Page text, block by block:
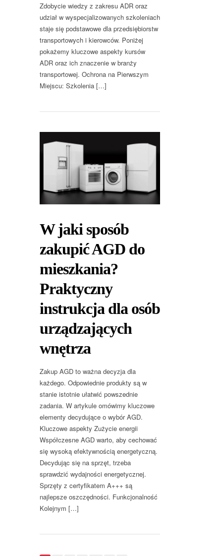
Zdobycie wiedzy z zakresu ADR oraz
udział w wyspecjalizowanych szkoleniach
staje się podstawowe dla przedsiębiorstw
transportowych i kierowców. Poniżej
pokażemy kluczowe aspekty kursów
ADR oraz ich znaczenie w branży
transportowej. Ochrona na Pierwszym
Miejscu: Szkolenia […]
W jaki sposób
zakupić AGD do
mieszkania?
Praktyczny
instrukcja dla osób
urządzających
wnętrza
Zakup AGD to ważna decyzja dla
każdego. Odpowiednie produkty są w
stanie istotnie ułatwić powszednie
zadania. W artykule omówimy kluczowe
elementy decydujące o wybór AGD.
Kluczowe aspekty Zużycie energii
Współczesne AGD warto, aby cechować
się wysoką efektywnością energetyczną.
Decydując się na sprzęt, trzeba
sprawdzić wydajności energetycznej.
Sprzęty z certyfikatem A+++ są
najlepsze oszczędności. Funkcjonalność
Kolejnym […]